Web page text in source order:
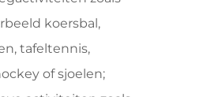
koersbal,
tafeltennis,
of sjoelen;